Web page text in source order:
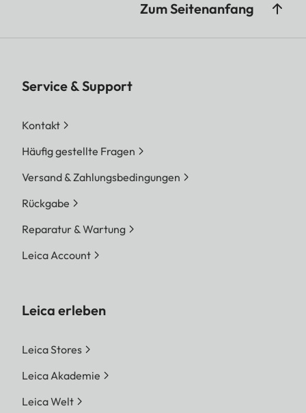
Zum Seitenanfang
Service & Support
Kontakt
Häufig gestellte Fragen
Versand & Zahlungsbedingungen
Rückgabe
Reparatur & Wartung
Leica Account
Leica erleben
Leica Stores
Leica Akademie
Leica Welt